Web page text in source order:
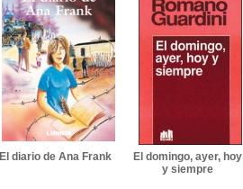
El diario de Ana Frank
El domingo, ayer, hoy
y siempre